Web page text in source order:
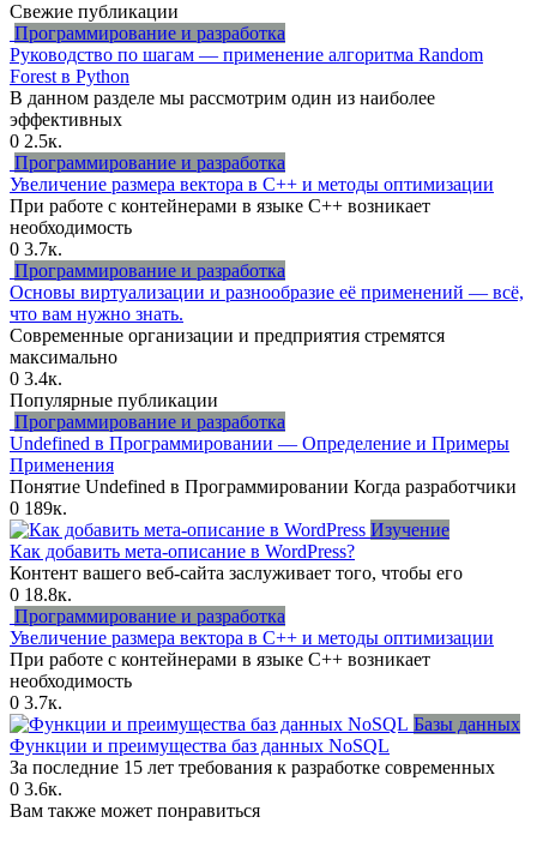
Свежие публикации
Программирование и разработка
Руководство по шагам — применение алгоритма Random
Forest в Python
В данном разделе мы рассмотрим один из наиболее
эффективных
0 2.5к.
Программирование и разработка
Увеличение размера вектора в C++ и методы оптимизации
При работе с контейнерами в языке C++ возникает
необходимость
0 3.7к.
Программирование и разработка
Основы виртуализации и разнообразие её применений — всё,
что вам нужно знать.
Современные организации и предприятия стремятся
максимально
0 3.4к.
Популярные публикации
Программирование и разработка
Undefined в Программировании — Определение и Примеры
Применения
Понятие Undefined в Программировании Когда разработчики
0 189к.
Изучение
Как добавить мета-описание в WordPress?
Контент вашего веб-сайта заслуживает того, чтобы его
0 18.8к.
Программирование и разработка
Увеличение размера вектора в C++ и методы оптимизации
При работе с контейнерами в языке C++ возникает
необходимость
0 3.7к.
Базы данных
Функции и преимущества баз данных NoSQL
За последние 15 лет требования к разработке современных
0 3.6к.
Вам также может понравиться